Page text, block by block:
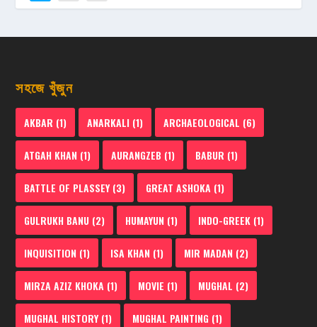
সহজে খুঁজুন
AKBAR (1) ANARKALI (1) ARCHAEOLOGICAL (6)
ATGAH KHAN (1) AURANGZEB (1) BABUR (1)
BATTLE OF PLASSEY(3) GREAT ASHOKA (1)
GULRUKH BANU (2) HUMAYUN (1) INDO-GREEK (1)
INQUISITION (1) ISA KHAN (1) MIR MADAN (2)
MIRZA AZIZ KHOKA (1) MOVIE (1) MUGHAL (2)
MUGHAL HISTORY(1) MUGHAL PAINTING (1)